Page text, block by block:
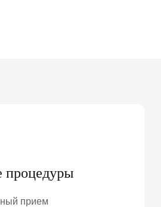
прием